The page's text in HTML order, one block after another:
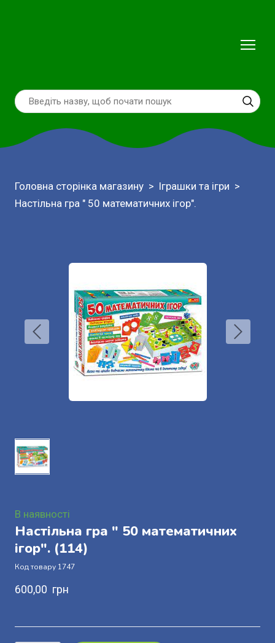
Головна сторінка магазину
Іграшки та ігри
Настільна гра " 50 математичних ігор".
В наявності
Настільна гра " 50 математичних
ігор". (114)
Код товару 1747
600,00  грн